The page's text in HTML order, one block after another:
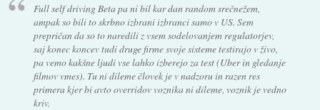
Full self driving Beta pa ni bil kar dan random srečnežem,
ampak so bili to skrbno izbrani izbranci samo v US. Sem
prepričan da so to naredili z vsem sodelovanjem regulatorjev,
saj konec koncev tudi druge firme svoje sisteme testirajo v živo,
pa vemo kakšne ljudi vse lahko izberejo za test (Uber in gledanje
filmov vmes). Tu ni dileme človek je v nadzoru in razen res
primera kjer bi avto overridov voznika ni dileme, voznik je vedno
kriv.